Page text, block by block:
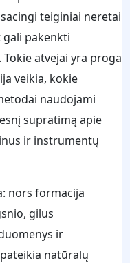
teiginiai neretai
gali pakenkti
atvejai yra proga
veikia, kokie
naudojami
supratimą apie
ir instrumentų
nors formacija
gilus
ir
natūralų